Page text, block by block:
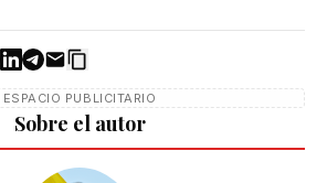
ESPACIO PUBLICITARIO
Sobre el autor